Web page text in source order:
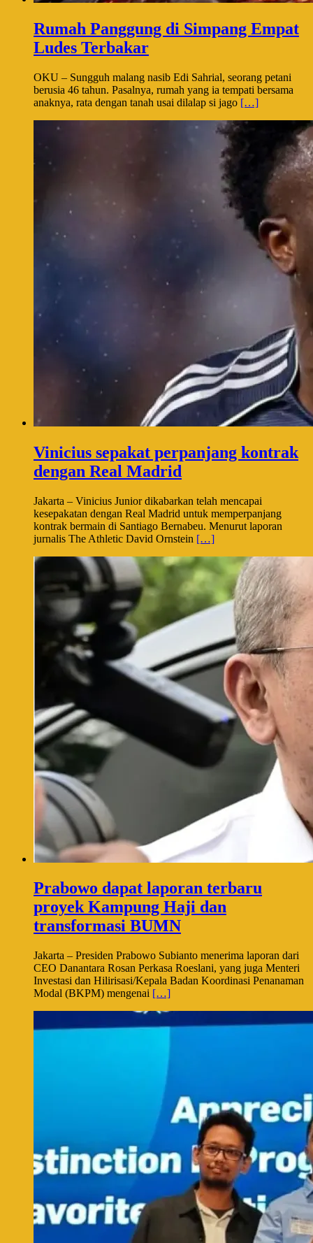
Rumah Panggung di Simpang Empat
Ludes Terbakar
OKU – Sungguh malang nasib Edi Sahrial, seorang petani
berusia 46 tahun. Pasalnya, rumah yang ia tempati bersama
anaknya, rata dengan tanah usai dilalap si jago […]
Vinicius sepakat perpanjang kontrak
dengan Real Madrid
Jakarta – Vinicius Junior dikabarkan telah mencapai
kesepakatan dengan Real Madrid untuk memperpanjang
kontrak bermain di Santiago Bernabeu. Menurut laporan
jurnalis The Athletic David Ornstein […]
Prabowo dapat laporan terbaru
proyek Kampung Haji dan
transformasi BUMN
Jakarta – Presiden Prabowo Subianto menerima laporan dari
CEO Danantara Rosan Perkasa Roeslani, yang juga Menteri
Investasi dan Hilirisasi/Kepala Badan Koordinasi Penanaman
Modal (BKPM) mengenai […]